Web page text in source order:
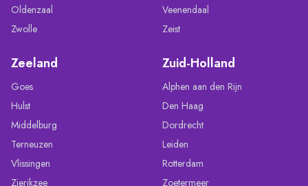
Oldenzaal
Zwolle
Veenendaal
Zeist
Zeeland
Goes
Hulst
Middelburg
Terneuzen
Vlissingen
Zierikzee
Zuid-Holland
Alphen aan den Rijn
Den Haag
Dordrecht
Leiden
Rotterdam
Zoetermeer